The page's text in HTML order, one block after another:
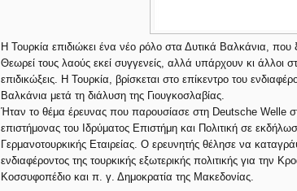
Η Τουρκία επιδιώκει ένα νέο ρόλο στα Δυτικά Βαλκάνια,
Θεωρεί τους λαούς εκεί συγγενείς, αλλά υπάρχουν κι άλλοι
επιδικώξεις. Η Τουρκία, βρίσκεται στο επίκεντρο του
Βαλκάνια μετά τη διάλυση της Γιουγκοσλαβίας.
Ήταν το θέμα έρευνας που παρουσίασε στη Deutsche Welle
επιστήμονας του Ιδρύματος Επιστήμη και Πολιτική σε
Γερμανοτουρκικής Εταιρείας. Ο ερευνητής θέλησε να
ενδιαφέροντος της τουρκικής εξωτερικής πολιτικής για την
Κοσσυφοπέδιο και π. γ. Δημοκρατία της Μακεδονίας.